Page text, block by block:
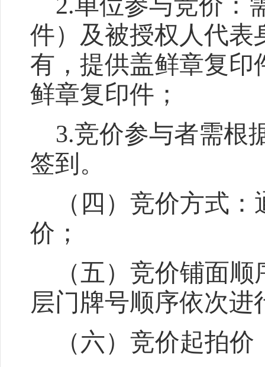
件） 及被授权人代表
有 ，提供盖鲜章复印
鲜章复印件；
3.竞价参与者需根
签到。
（四）竞价方式：
价 ；
（五）竞价铺面顺
层门牌号顺序依次进
（六）竞价起拍